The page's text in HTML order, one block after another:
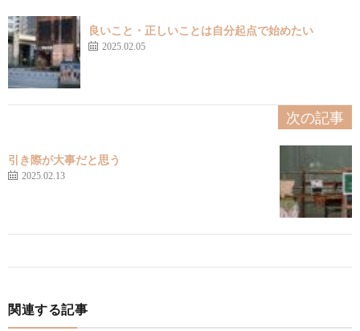
良いこと・正しいことは自分起点で始めたい
2025.02.05
次の記事
引き際が大事だと思う
2025.02.13
関連する記事